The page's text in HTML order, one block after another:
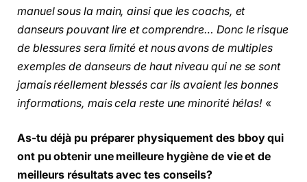
manuel sous la main, ainsi que les coachs, et
danseurs pouvant lire et comprendre… Donc le risque
de blessures sera limité et nous avons de multiples
exemples de danseurs de haut niveau qui ne se sont
jamais réellement blessés car ils avaient les bonnes
informations, mais cela reste une minorité hélas! «
As-tu déjà pu préparer physiquement des bboy qui
ont pu obtenir une meilleure hygiène de vie et de
meilleurs résultats avec tes conseils?